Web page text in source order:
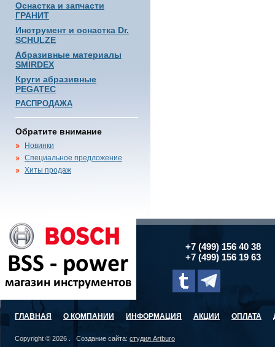
Оснастка и запчасти
ГРАНИТ
Инструмент и оснастка Dr.
SCHULZE
Абразивные материалы
SMIRDEX
Круги абразивные
PEGATEC
РАСПРОДАЖА
Обратите внимание
Новинки
Специальное предложение
Хиты продаж
+7 (499) 156 40 38
+7 (499) 156 19 63
ГЛАВНАЯ О КОМПАНИИ ИНФОРМАЦИЯ АКЦИИ ОПЛАТА
Copyright © 2026 . Создание сайта: студия Artburo